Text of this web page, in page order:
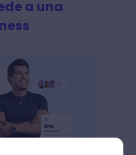
a una